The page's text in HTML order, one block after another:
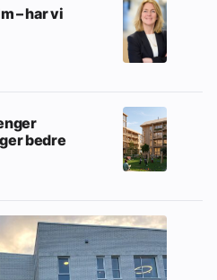
– har vi
bedre